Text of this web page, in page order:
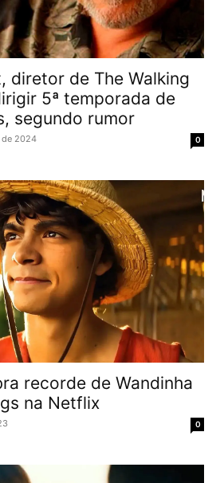
diretor de The Walking
5ª temporada de
segundo rumor
de 2024 0
recorde de Wandinha
na Netflix
0